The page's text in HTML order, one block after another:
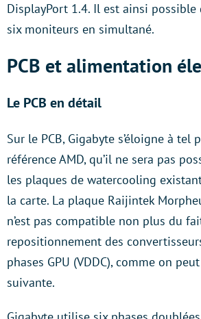
DisplayPort 1.4. Il est ainsi possible
six moniteurs en simultané.
PCB et alimentation
Le PCB en détail
Sur le PCB, Gigabyte s’éloigne à
référence AMD, qu’il ne sera pas
les plaques de watercooling
la carte. La plaque Raijintek
n’est pas compatible non plus du
repositionnement des
phases GPU (VDDC), comme on
suivante.